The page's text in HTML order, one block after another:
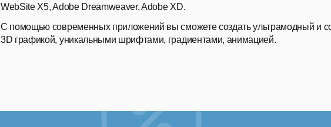
WebSite X5, Adobe Dreamweaver, Adobe XD.
С помощью современных приложений вы сможете создать ультрамодный и
3D графикой, уникальными шрифтами, градиентами, анимацией.